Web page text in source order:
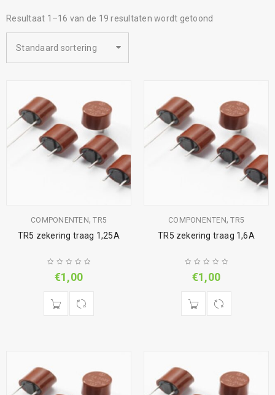
Resultaat 1–16 van de 19 resultaten wordt getoond
Standaard sortering
COMPONENTEN,TR5
TR5 zekering traag 1,25A
€1,00
COMPONENTEN,TR5
TR5 zekering traag 1,6A
€1,00